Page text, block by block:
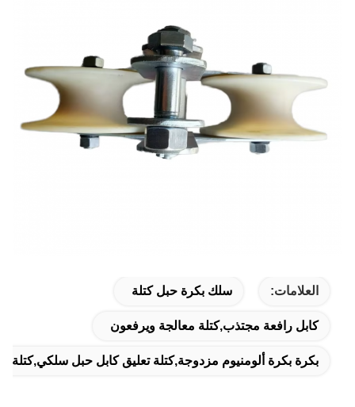
العلامات: سلك بكرة حبل كتلة
كابل رافعة مجتذب,كتلة معالجة ويرفعون
بكرة بكرة ألومنيوم مزدوجة,كتلة تعليق كابل حبل سلكي,كتلة